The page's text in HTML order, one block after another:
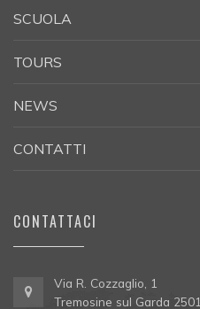
SCUOLA
TOURS
NEWS
CONTATTI
CONTATTACI
Via R. Cozzaglio, 1
Tremosine sul Garda